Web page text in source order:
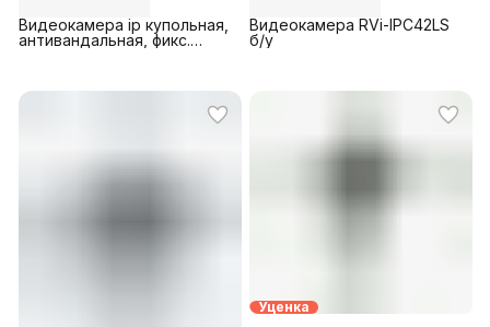
Видеокамера ip купольная,
антивандальная, фикс.
Видеокамера RVi-IPC42LS
б/у
Уценка